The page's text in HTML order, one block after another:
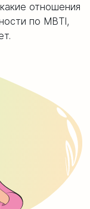
отношения
по MBTI,